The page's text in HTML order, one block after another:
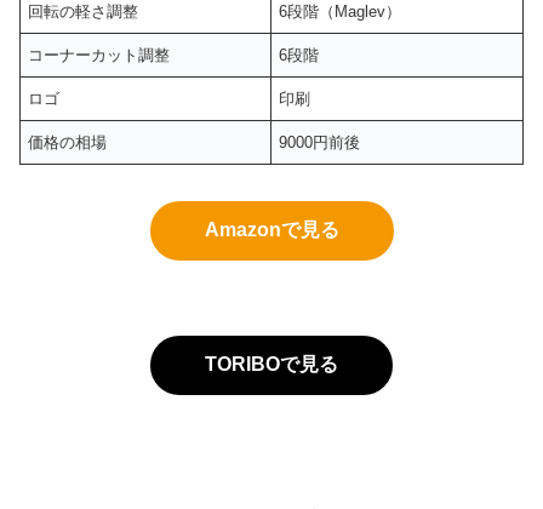
回転の軽さ調整 6段階（Maglev）
コーナーカット調整 6段階
ロゴ 印刷
価格の相場 9000円前後
Amazonで見る
TORIBOで見る